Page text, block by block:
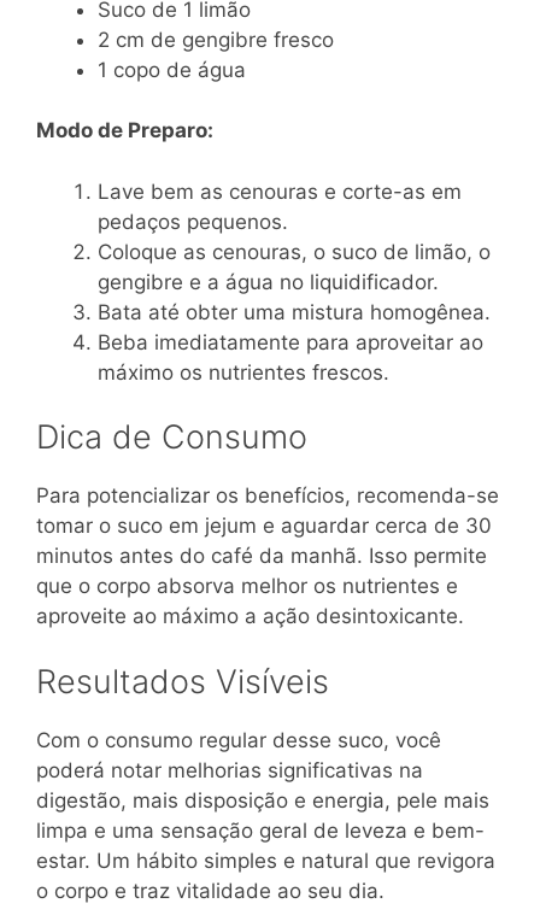
Suco de 1 limão
2 cm de gengibre fresco
1 copo de água
Modo de Preparo:
Lave bem as cenouras e corte-as em
pedaços pequenos.
Coloque as cenouras, o suco de limão, o
gengibre e a água no liquidificador.
Bata até obter uma mistura homogênea.
Beba imediatamente para aproveitar ao
máximo os nutrientes frescos.
Dica de Consumo
Para potencializar os benefícios, recomenda-se
tomar o suco em jejum e aguardar cerca de 30
minutos antes do café da manhã. Isso permite
que o corpo absorva melhor os nutrientes e
aproveite ao máximo a ação desintoxicante.
Resultados Visíveis
Com o consumo regular desse suco, você
poderá notar melhorias significativas na
digestão, mais disposição e energia, pele mais
limpa e uma sensação geral de leveza e bem-
estar. Um hábito simples e natural que revigora
o corpo e traz vitalidade ao seu dia.